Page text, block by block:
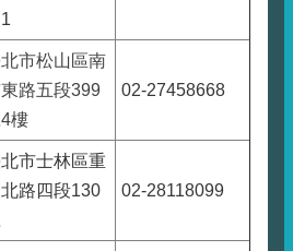
市松山區南
路五段399
樓
02-27458668
市士林區重
路四段130
02-28118099